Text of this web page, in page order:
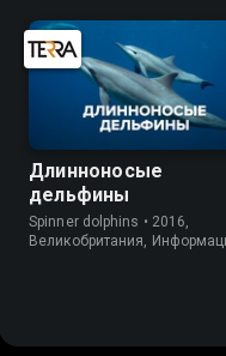
Длинноносые
дельфины
Spinner dolphins • 2016,
Великобритания,